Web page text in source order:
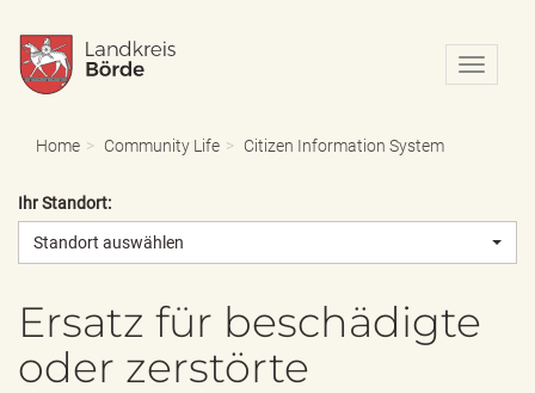
N
a
o
i
Home Community Life Citizen Information System
Ihr Standort:
Standort auswählen
Ersatz für beschädigte
oder zerstörte